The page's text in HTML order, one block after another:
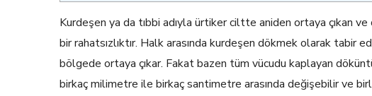
Kurdeşen ya da tıbbi adıyla ürtiker ciltte aniden ortaya çıkan
bir rahatsızlıktır. Halk arasında kurdeşen dökmek olarak tabir
bölgede ortaya çıkar. Fakat bazen tüm vücudu kaplayan
birkaç milimetre ile birkaç santimetre arasında değişebilir ve